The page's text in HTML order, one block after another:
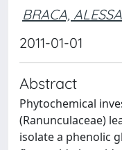
BRACA,
2011-01-01
Abstract
Phytochemical
(Ranunculaceae)
isolate a phenolic